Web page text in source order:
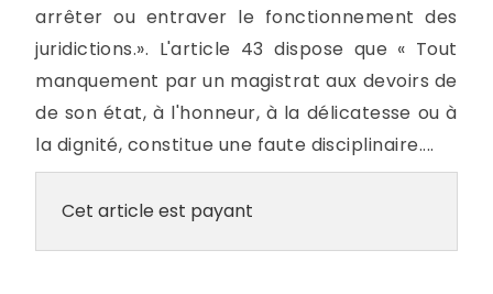
arrêter ou entraver le fonctionnement des
juridictions.». L'article 43 dispose que « Tout
manquement par un magistrat aux devoirs de
de son état, à l'honneur, à la délicatesse ou à
la dignité, constitue une faute disciplinaire....
Cet article est payant